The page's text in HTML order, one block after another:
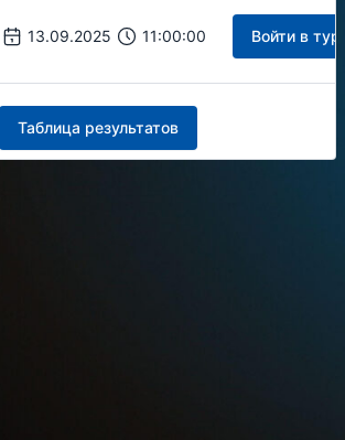
13.09.2025 11:00:00 Войти в
Таблица результатов